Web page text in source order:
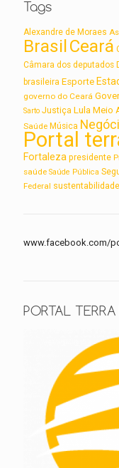
Tags
Alexandre de Moraes
BrasilCeará
Câmara dos deputados
brasileira Esporte
governo do Ceará
Sarto Justiça Lula Meio
Saúde Música
Portal
Fortaleza presidente
saúde Saúde Pública
Federal sustentabilidade
www.facebook.com/
PORTAL